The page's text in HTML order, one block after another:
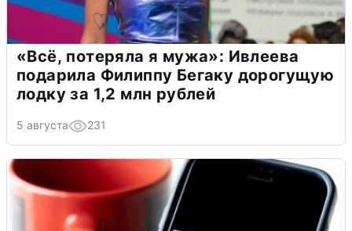
«Всё, потеряла я мужа»: Ивлеева
подарила Филиппу Бегаку дорогущую
лодку за 1,2 млн рублей
5 августа 231